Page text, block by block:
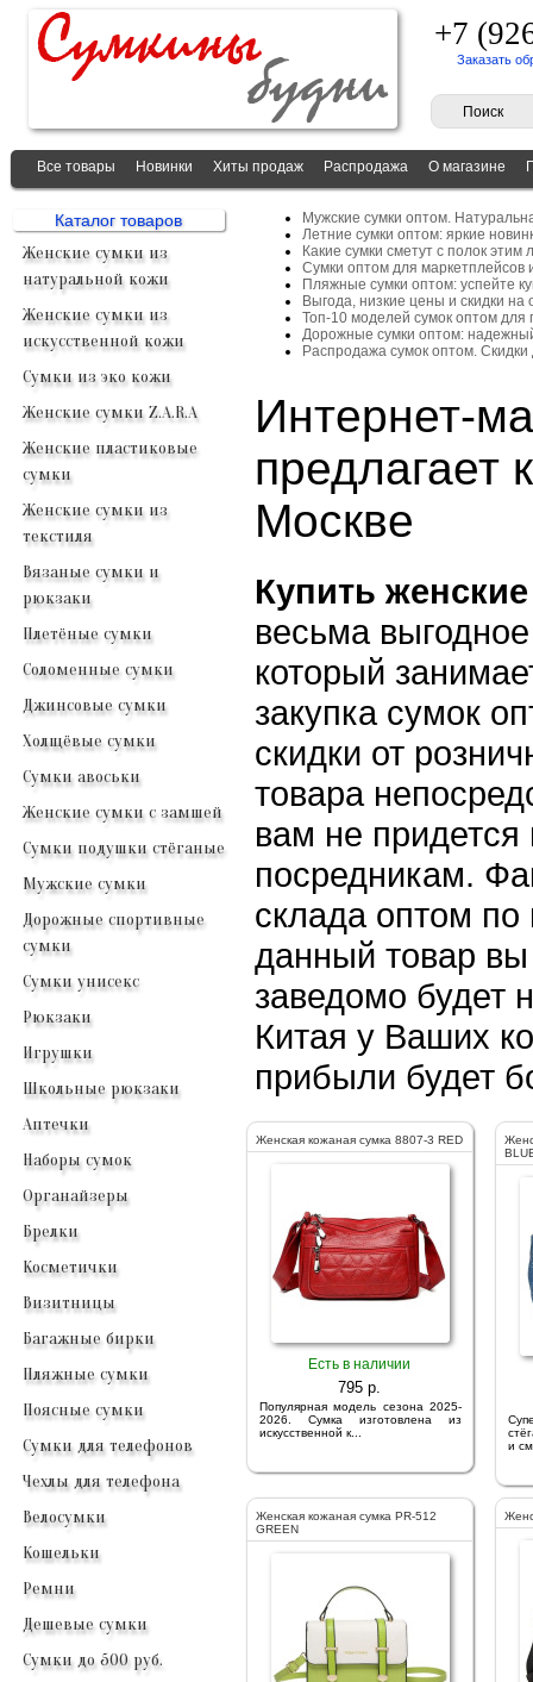
+7
Заказать
Все товары Новинки Хиты продаж Распродажа О магазине
Каталог товаров
Женские сумки из
натуральной кожи
Женские сумки из
искусственной кожи
Сумки из эко кожи
Женские сумки Z.A.R.A
Женские пластиковые
сумки
Женские сумки из
текстиля
Вязаные сумки и
рюкзаки
Плетёные сумки
Соломенные сумки
Джинсовые сумки
Холщёвые сумки
Сумки авоськи
Женские сумки с замшей
Сумки подушки стёганые
Мужские сумки
Дорожные спортивные
сумки
Сумки унисекс
Рюкзаки
Игрушки
Школьные рюкзаки
Аптечки
Наборы сумок
Органайзеры
Брелки
Косметички
Визитницы
Багажные бирки
Пляжные сумки
Поясные сумки
Сумки для телефонов
Чехлы для телефона
Велосумки
Кошельки
Ремни
Дешевые сумки
Сумки до 500 руб.
Мужские сумки оптом.
Летние сумки оптом: яркие
Какие сумки сметут с полок этим
Сумки оптом для маркетплейсов
Пляжные сумки оптом: успейте
Выгода, низкие цены и скидки на
Топ-10 моделей сумок оптом для
Дорожные сумки оптом:
Распродажа сумок оптом. Скидки
Интернет-
предлагает
Москве
Купить
весьма
который
закупка сумок
скидки от
товара
вам не
посредникам.
склада оптом по
данный товар вы
заведомо будет
Китая у Ваших
прибыли будет
Женская кожаная сумка 8807-3 RED
Есть в наличии
795 p.
Популярная модель сезона 2025-
2026. Сумка изготовлена из
искусственной к...
и
Женская кожаная сумка PR-512
GREEN